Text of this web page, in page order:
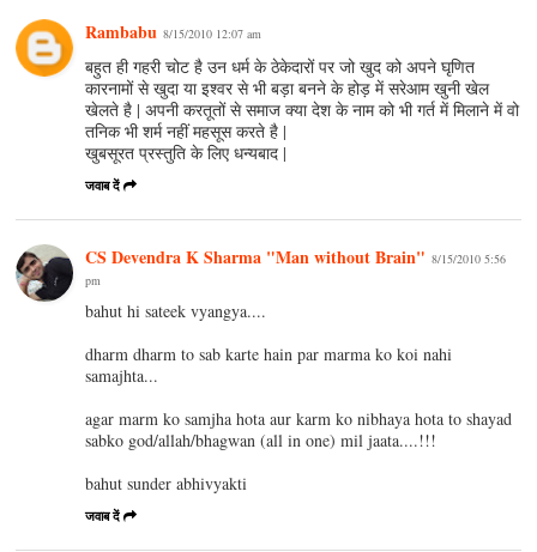
Rambabu 8/15/2010 12:07 am
बहुत ही गहरी चोट है उन धर्म के ठेकेदारों पर जो खुद को अपने घृणित
कारनामों से खुदा या इश्वर से भी बड़ा बनने के होड़ में सरेआम खुनी खेल
खेलते है | अपनी करतूतों से समाज क्या देश के नाम को भी गर्त में मिलाने में वो
तनिक भी शर्म नहीं महसूस करते है |
खुबसूरत प्रस्तुति के लिए धन्यबाद |
जवाब दें
CS Devendra K Sharma "Man without Brain" 8/15/2010 5:56
pm
bahut hi sateek vyangya....
dharm dharm to sab karte hain par marma ko koi nahi
samajhta...
agar marm ko samjha hota aur karm ko nibhaya hota to shayad
sabko god/allah/bhagwan (all in one) mil jaata....!!!
bahut sunder abhivyakti
जवाब दें